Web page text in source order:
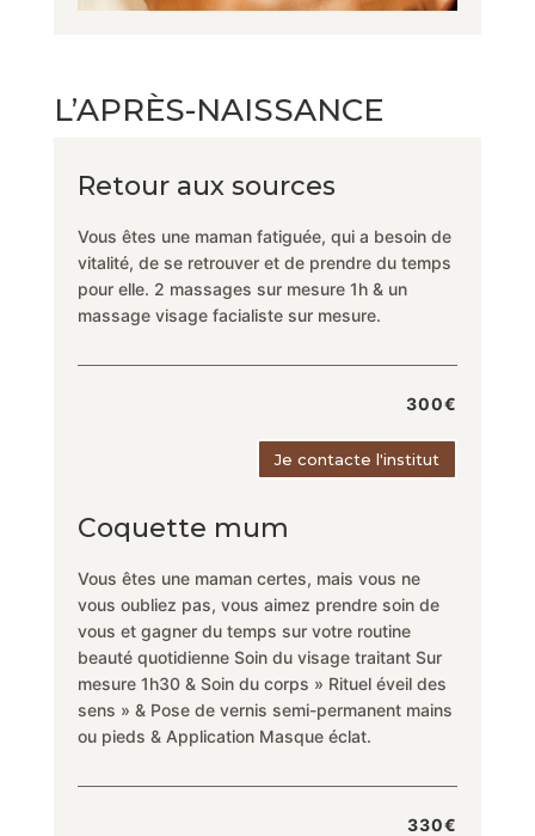
L’APRÈS-NAISSANCE
Retour aux sources
Vous êtes une maman fatiguée, qui a besoin de
vitalité, de se retrouver et de prendre du temps
pour elle. 2 massages sur mesure 1h & un
massage visage facialiste sur mesure.
300€
Je contacte l'institut
Coquette mum
Vous êtes une maman certes, mais vous ne
vous oubliez pas, vous aimez prendre soin de
vous et gagner du temps sur votre routine
beauté quotidienne Soin du visage traitant Sur
mesure 1h30 & Soin du corps » Rituel éveil des
sens » & Pose de vernis semi-permanent mains
ou pieds & Application Masque éclat.
330€